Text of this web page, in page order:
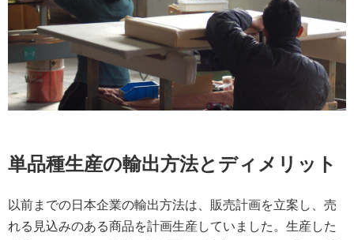
単品種生産の輸出方法とディメリット
以前までの日本企業の輸出方法は、販売計画を立案し、売
れる見込みのある商品を計画生産していました。生産した